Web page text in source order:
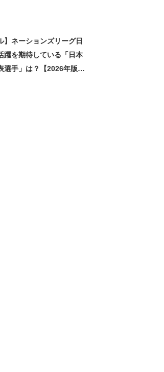
】ネーションズリーグ日
躍を期待している「日本
選手」は？【2026年版・